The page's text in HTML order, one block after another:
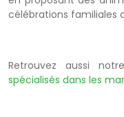
célébrations familiales
Retrouvez aussi
spécialisés dans les